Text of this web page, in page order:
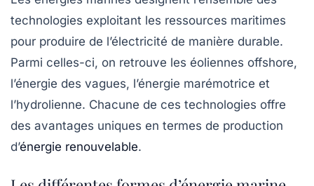
technologies exploitant les ressources maritimes
pour produire de l’électricité de manière durable.
Parmi celles-ci, on retrouve les éoliennes offshore,
l’énergie des vagues, l’énergie marémotrice et
l’hydrolienne. Chacune de ces technologies offre
des avantages uniques en termes de production
d’énergie renouvelable.